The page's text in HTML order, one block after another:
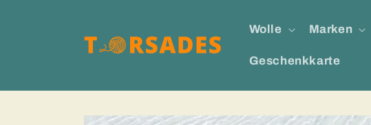
Wolle Marken
Geschenkkarte